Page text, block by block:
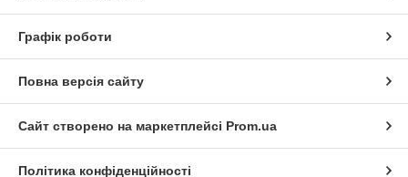
Графік роботи
Повна версія сайту
Сайт створено на маркетплейсі Prom.ua
Політика конфіденційності